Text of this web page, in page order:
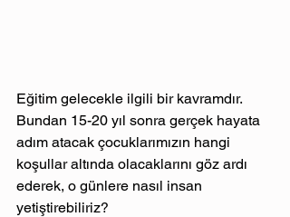
Eğitim gelecekle ilgili bir kavramdır.
Bundan 15-20 yıl sonra gerçek hayata
adım atacak çocuklarımızın hangi
koşullar altında olacaklarını göz ardı
ederek, o günlere nasıl insan
yetiştirebiliriz?